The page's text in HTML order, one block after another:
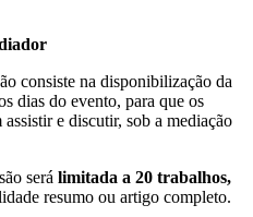
na disponibilização da
dias do evento, para que os
e discutir, sob a mediação
será limitada a 20 trabalhos,
resumo ou artigo completo.